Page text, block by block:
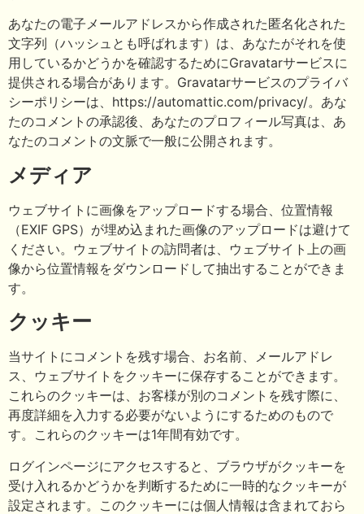
あなたの電子メールアドレスから作成された匿名化された
文字列（ハッシュとも呼ばれます）は、あなたがそれを使
用しているかどうかを確認するためにGravatarサービスに
提供される場合があります。Gravatarサービスのプライバ
シーポリシーは、https://automattic.com/privacy/。あな
たのコメントの承認後、あなたのプロフィール写真は、あ
なたのコメントの文脈で一般に公開されます。
メディア
ウェブサイトに画像をアップロードする場合、位置情報
（EXIF GPS）が埋め込まれた画像のアップロードは避けて
ください。ウェブサイトの訪問者は、ウェブサイト上の画
像から位置情報をダウンロードして抽出することができま
す。
クッキー
当サイトにコメントを残す場合、お名前、メールアドレ
ス、ウェブサイトをクッキーに保存することができます。
これらのクッキーは、お客様が別のコメントを残す際に、
再度詳細を入力する必要がないようにするためのもので
す。これらのクッキーは1年間有効です。
ログインページにアクセスすると、ブラウザがクッキーを
受け入れるかどうかを判断するために一時的なクッキーが
設定されます。このクッキーには個人情報は含まれておら